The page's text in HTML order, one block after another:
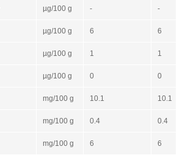
µg/100 g - -
µg/100 g 6 6
µg/100 g 1 1
µg/100 g 0 0
mg/100 g 10.1 10.1
mg/100 g 0.4 0.4
mg/100 g 6 6